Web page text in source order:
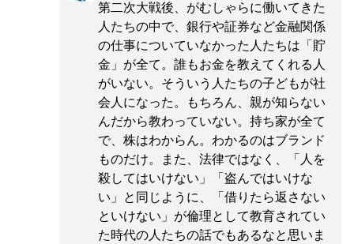
第二次大戦後、がむしゃらに働いてきた
人たちの中で、銀行や証券など金融関係
の仕事についていなかった人たちは「貯
金」が全て。誰もお金を教えてくれる人
がいない。そういう人たちの子どもが社
会人になった。もちろん、親が知らない
んだから教わっていない。持ち家が全て
で、株はわからん。わかるのはブランド
ものだけ。また、法律ではなく、「人を
殺してはいけない」「盗んではいけな
い」と同じように、「借りたら返さない
といけない」が倫理として教育されてい
た時代の人たちの話でもあるなと思いま